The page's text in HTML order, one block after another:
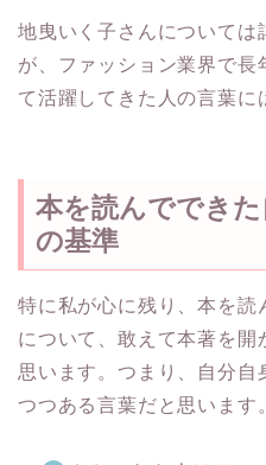
地曳いく子さんについては
が、ファッション業界で長
て活躍してきた人の言葉に
本を読んででき
の基準
特に私が心に残り、本を読
について、敢えて本著を開
思います。つまり、自分自
つつある言葉だと思います。